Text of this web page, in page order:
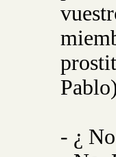
- ¿